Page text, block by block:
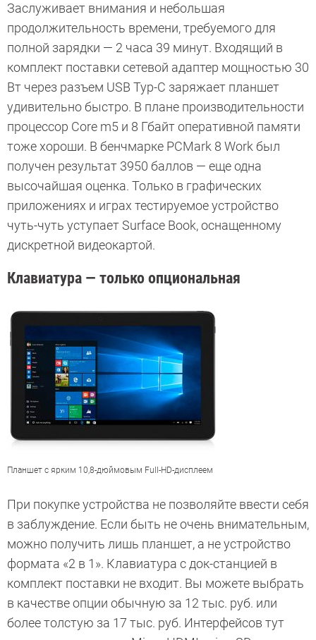
Заслуживает внимания и небольшая
продолжительность времени, требуемого для
полной зарядки — 2 часа 39 минут. Входящий в
комплект поставки сетевой адаптер мощностью 30
Вт через разъем USB Typ-C заряжает планшет
удивительно быстро. В плане производительности
процессор Core m5 и 8 Гбайт оперативной памяти
тоже хороши. В бенчмарке PCMark 8 Work был
получен результат 3950 баллов — еще одна
высочайшая оценка. Только в графических
приложениях и играх тестируемое устройство
чуть-чуть уступает Surface Book, оснащенному
дискретной видеокартой.
Клавиатура — только опциональная
Планшет с ярким 10,8-дюймовым Full-HD-дисплеем
При покупке устройства не позволяйте ввести себя
в заблуждение. Если быть не очень внимательным,
можно получить лишь планшет, а не устройство
формата «2 в 1». Клавиатура с док-станцией в
комплект поставки не входит. Вы можете выбрать
в качестве опции обычную за 12 тыс. руб. или
более толстую за 17 тыс. руб. Интерфейсов тут